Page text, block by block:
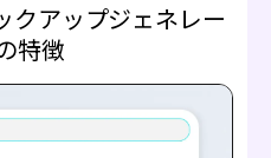
クアップジェネレー
特徴